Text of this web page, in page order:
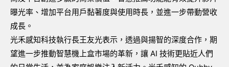
曝光率、增加平台用戶黏著度與使用時長，並進一步帶動營收
成長。
光禾感知科技執行長王友光表示，透過與揚智的深度合作，期
望進一步推動智慧機上盒市場的革新，讓 AI 技術更貼近人們